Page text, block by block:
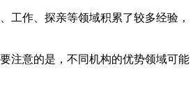
工作、探亲等领域积累了较多经验，
注意的是，不同机构的优势领域可能